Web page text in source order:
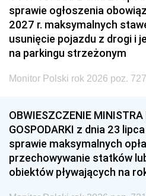
sprawie ogłoszenia
2027 r. maksymalnych
usunięcie pojazdu z drogi i
na parkingu strzeżonym
Monitor Polski rok 2026 poz. 727
OBWIESZCZENIE MINISTRA
GOSPODARKI z dnia 23
sprawie maksymalnych
przechowywanie statków
obiektów pływających na